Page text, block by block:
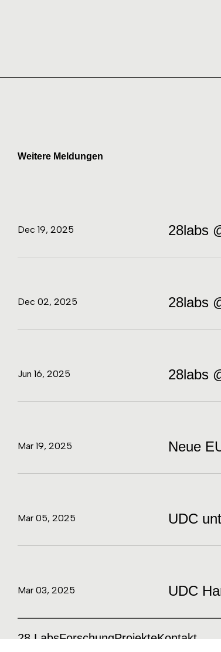
Weitere Meldungen
Dec 19, 2025 28labs
Dec 02, 2025 28labs
Jun 16, 2025 28labs
Mar 19, 2025 Neue
Mar 05, 2025 UDC
Mar 03, 2025 UDC
28 LabsForschungProjekteKontakt